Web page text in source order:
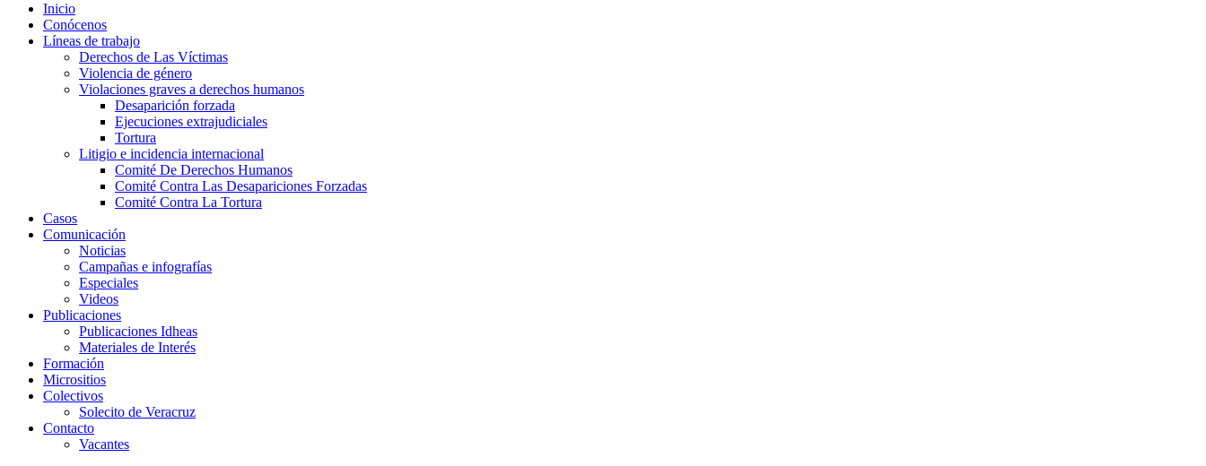
Inicio
Conócenos
Líneas de trabajo
Derechos de Las Víctimas
Violencia de género
Violaciones graves a derechos humanos
Desaparición forzada​
Ejecuciones extrajudiciales
Tortura
Litigio e incidencia internacional
Comité De Derechos Humanos​
Comité Contra Las Desapariciones Forzadas
Comité Contra La Tortura​
Casos
Comunicación
Noticias
Campañas e infografías
Especiales
Videos
Publicaciones
Publicaciones Idheas
Materiales de Interés
Formación
Micrositios
Colectivos
Solecito de Veracruz
Contacto
Vacantes